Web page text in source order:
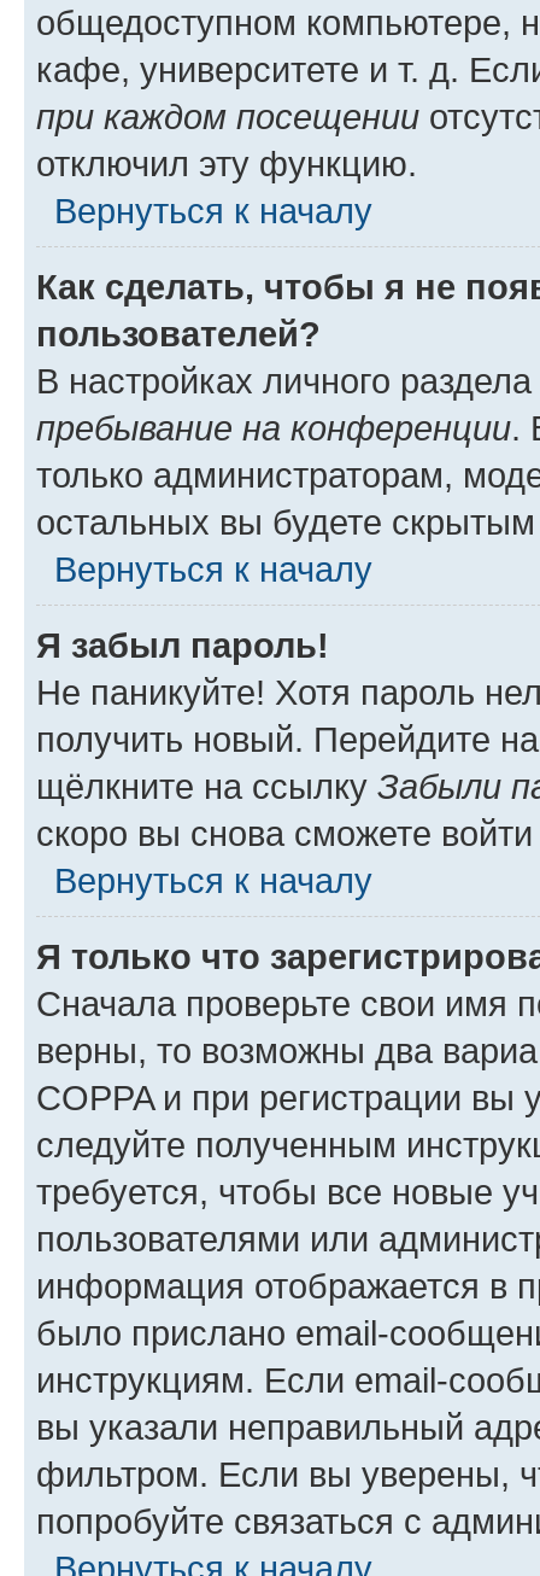
общедоступном компьютере,
кафе, университете и т. д.
при каждом посещении
отключил эту функцию.
Вернуться к началу
Как сделать, чтобы я не
пользователей?
В настройках личного
пребывание на конференции.
только администраторам,
остальных вы будете
Вернуться к началу
Я забыл пароль!
Не паникуйте! Хотя пароль
получить новый. Перейдите
щёлкните на ссылку Забыли
скоро вы снова сможете
Вернуться к началу
Я только что
Сначала проверьте свои имя
верны, то возможны два
COPPA и при регистрации вы
следуйте полученным
требуется, чтобы все новые
пользователями или
информация отображается в
было прислано email-
инструкциям. Если email-
вы указали неправильный
фильтром. Если вы уверены,
попробуйте связаться с
Вернуться к началу